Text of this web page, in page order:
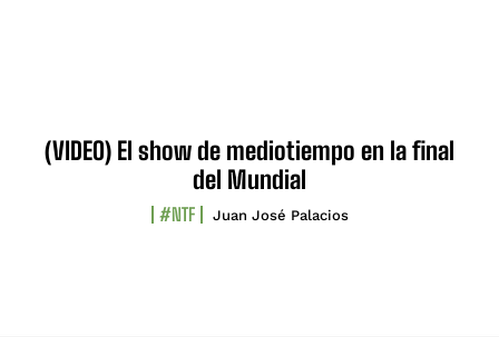
(VIDEO) El show de mediotiempo en la final
del Mundial
#NTF Juan José Palacios